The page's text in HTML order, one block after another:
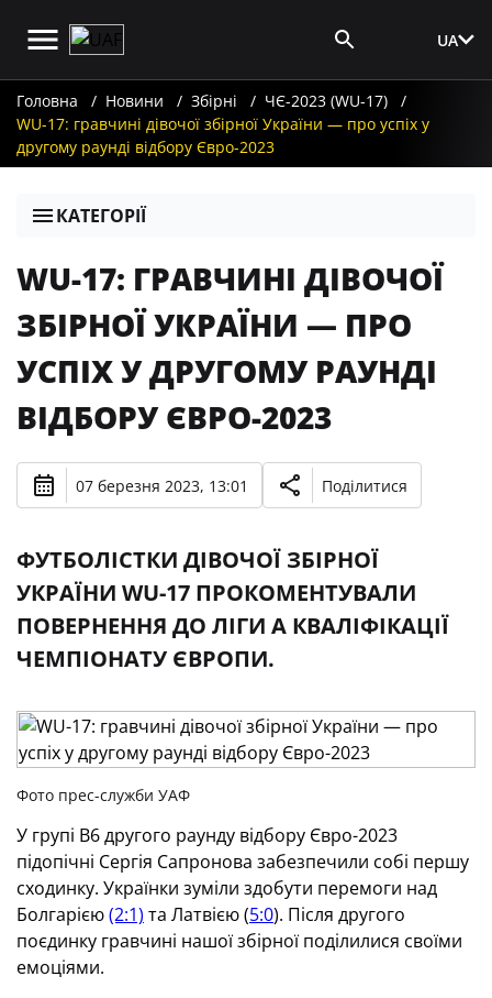
UA
Головна Новини Збірні
ЧЄ-2023 (WU-17)
WU-17: гравчині дівочої збірної України — про успіх у
другому раунді відбору Євро-2023
КАТЕГОРІЇ
WU-17: ГРАВЧИНІ ДІВОЧОЇ
ЗБІРНОЇ УКРАЇНИ — ПРО
УСПІХ У ДРУГОМУ РАУНДІ
ВІДБОРУ ЄВРО-2023
07 березня 2023, 13:01 Поділитися
ФУТБОЛІСТКИ ДІВОЧОЇ ЗБІРНОЇ
УКРАЇНИ WU-17 ПРОКОМЕНТУВАЛИ
ПОВЕРНЕННЯ ДО ЛІГИ А КВАЛІФІКАЦІЇ
ЧЕМПІОНАТУ ЄВРОПИ.
Фото прес-служби УАФ
У групі В6 другого раунду відбору Євро-2023
підопічні Сергія Сапронова забезпечили собі першу
сходинку. Українки зуміли здобути перемоги над
Болгарією(2:1) та Латвією (5:0). Після другого
поєдинку гравчині нашої збірної поділилися своїми
емоціями.